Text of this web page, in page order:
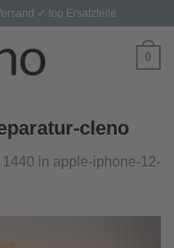
✓ top Ersatzteile
0
cleno
in apple-iphone-12-